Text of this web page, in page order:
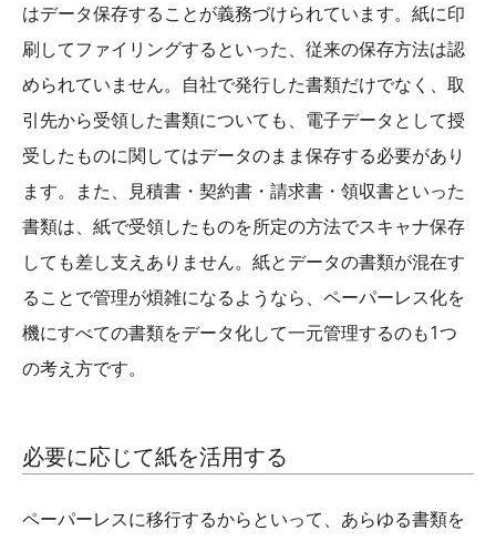
はデータ保存することが義務づけられています。紙に印
刷してファイリングするといった、従来の保存方法は認
められていません。自社で発行した書類だけでなく、取
引先から受領した書類についても、電子データとして授
受したものに関してはデータのまま保存する必要があり
ます。また、見積書・契約書・請求書・領収書といった
書類は、紙で受領したものを所定の方法でスキャナ保存
しても差し支えありません。紙とデータの書類が混在す
ることで管理が煩雑になるようなら、ペーパーレス化を
機にすべての書類をデータ化して一元管理するのも1つ
の考え方です。
必要に応じて紙を活用する
ペーパーレスに移行するからといって、あらゆる書類を